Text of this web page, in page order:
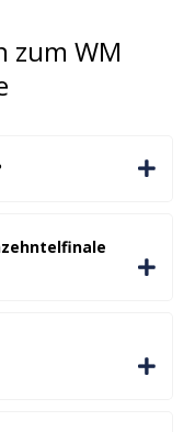
zum WM